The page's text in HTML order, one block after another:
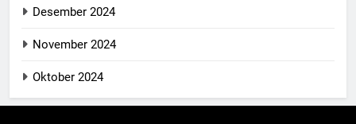
Desember 2024
November 2024
Oktober 2024